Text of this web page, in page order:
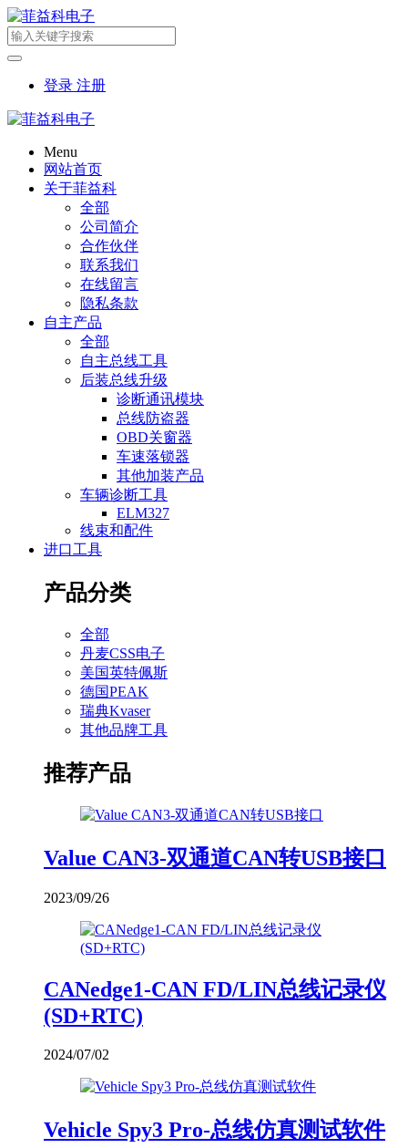
登录 注册
Menu
网站首页
关于菲益科
全部
公司简介
合作伙伴
联系我们
在线留言
隐私条款
自主产品
全部
自主总线工具
后装总线升级
诊断通讯模块
总线防盗器
OBD关窗器
车速落锁器
其他加装产品
车辆诊断工具
ELM327
线束和配件
进口工具
产品分类
全部
丹麦CSS电子
美国英特佩斯
德国PEAK
瑞典Kvaser
其他品牌工具
推荐产品
Value CAN3-双通道CAN转USB接口
2023/09/26
CANedge1-CAN FD/LIN总线记录仪
(SD+RTC)
2024/07/02
Vehicle Spy3 Pro-总线仿真测试软件